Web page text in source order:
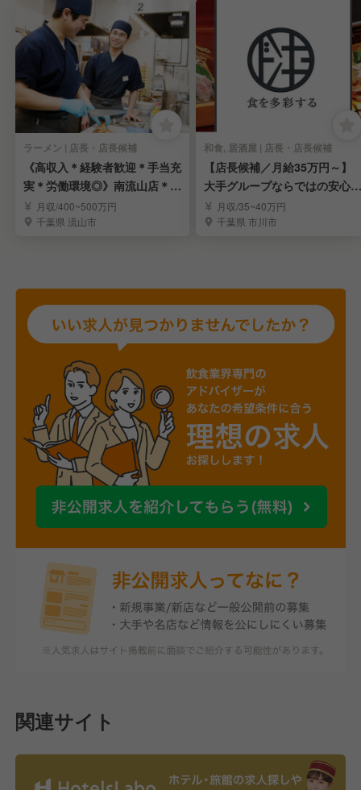
ラーメン | 店長・店長候補
《高収入＊経験者歓迎＊手当充
実＊労働環境◎》南流山店＊ラ
ーメン店長候補募集
月収/400~500万円
千葉県 流山市
和食, 居酒屋 | 店長・店長候補
【店長候補／月給35万円～】
大手グループならではの安心環
境で長く活躍
月収/35~40万円
千葉県 市川市
関連サイト